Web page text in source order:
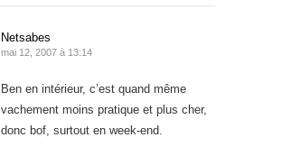
Netsabes
mai 12, 2007 à 13:14
Ben en intérieur, c’est quand même
vachement moins pratique et plus cher,
donc bof, surtout en week-end.